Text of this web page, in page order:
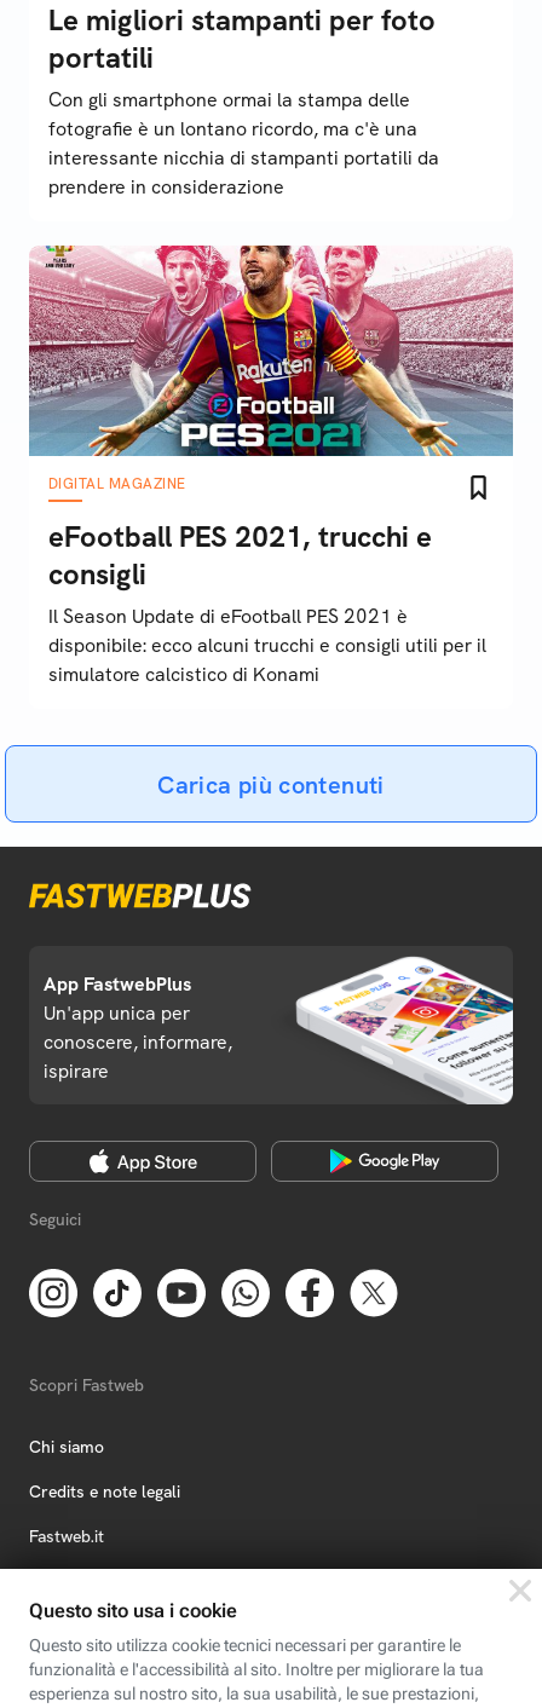
Le migliori stampanti per foto
portatili
Con gli smartphone ormai la stampa delle
fotografie è un lontano ricordo, ma c'è una
interessante nicchia di stampanti portatili da
prendere in considerazione
DIGITAL MAGAZINE
eFootball PES 2021, trucchi e
consigli
Il Season Update di eFootball PES 2021 è
disponibile: ecco alcuni trucchi e consigli utili per il
simulatore calcistico di Konami
Carica più contenuti
App FastwebPlus
Un'app unica per
conoscere, informare,
ispirare
Seguici
Scopri Fastweb
Chi siamo
Credits e note legali
Fastweb.it
Fastweb Digital Academy
STEP FuturAbility District